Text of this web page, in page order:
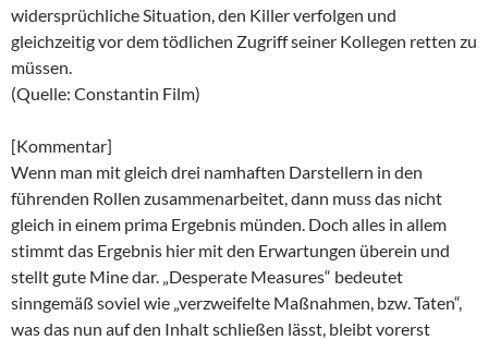
widersprüchliche Situation, den Killer verfolgen und
gleichzeitig vor dem tödlichen Zugriff seiner Kollegen retten zu
müssen.
(Quelle: Constantin Film)
[Kommentar]
Wenn man mit gleich drei namhaften Darstellern in den
führenden Rollen zusammenarbeitet, dann muss das nicht
gleich in einem prima Ergebnis münden. Doch alles in allem
stimmt das Ergebnis hier mit den Erwartungen überein und
stellt gute Mine dar. „Desperate Measures“ bedeutet
sinngemäß soviel wie „verzweifelte Maßnahmen, bzw. Taten“,
was das nun auf den Inhalt schließen lässt, bleibt vorerst